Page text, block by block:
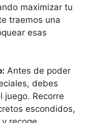
maximizar tu
traemos una
esas
Antes de poder
debes
juego. Recorre
escondidos,